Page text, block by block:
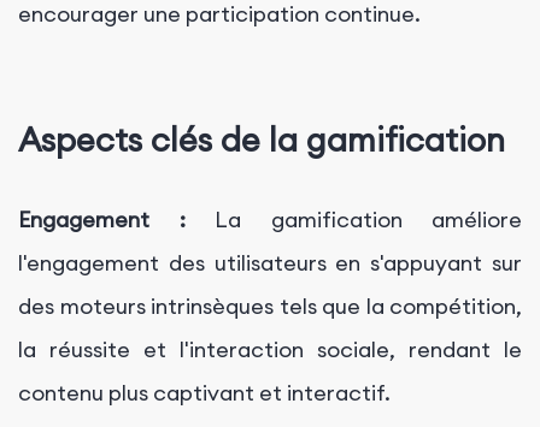
encourager une participation continue.
Aspects clés de la gamification
Engagement :La gamification améliore
l'engagement des utilisateurs en s'appuyant sur
des moteurs intrinsèques tels que la compétition,
la réussite et l'interaction sociale, rendant le
contenu plus captivant et interactif.